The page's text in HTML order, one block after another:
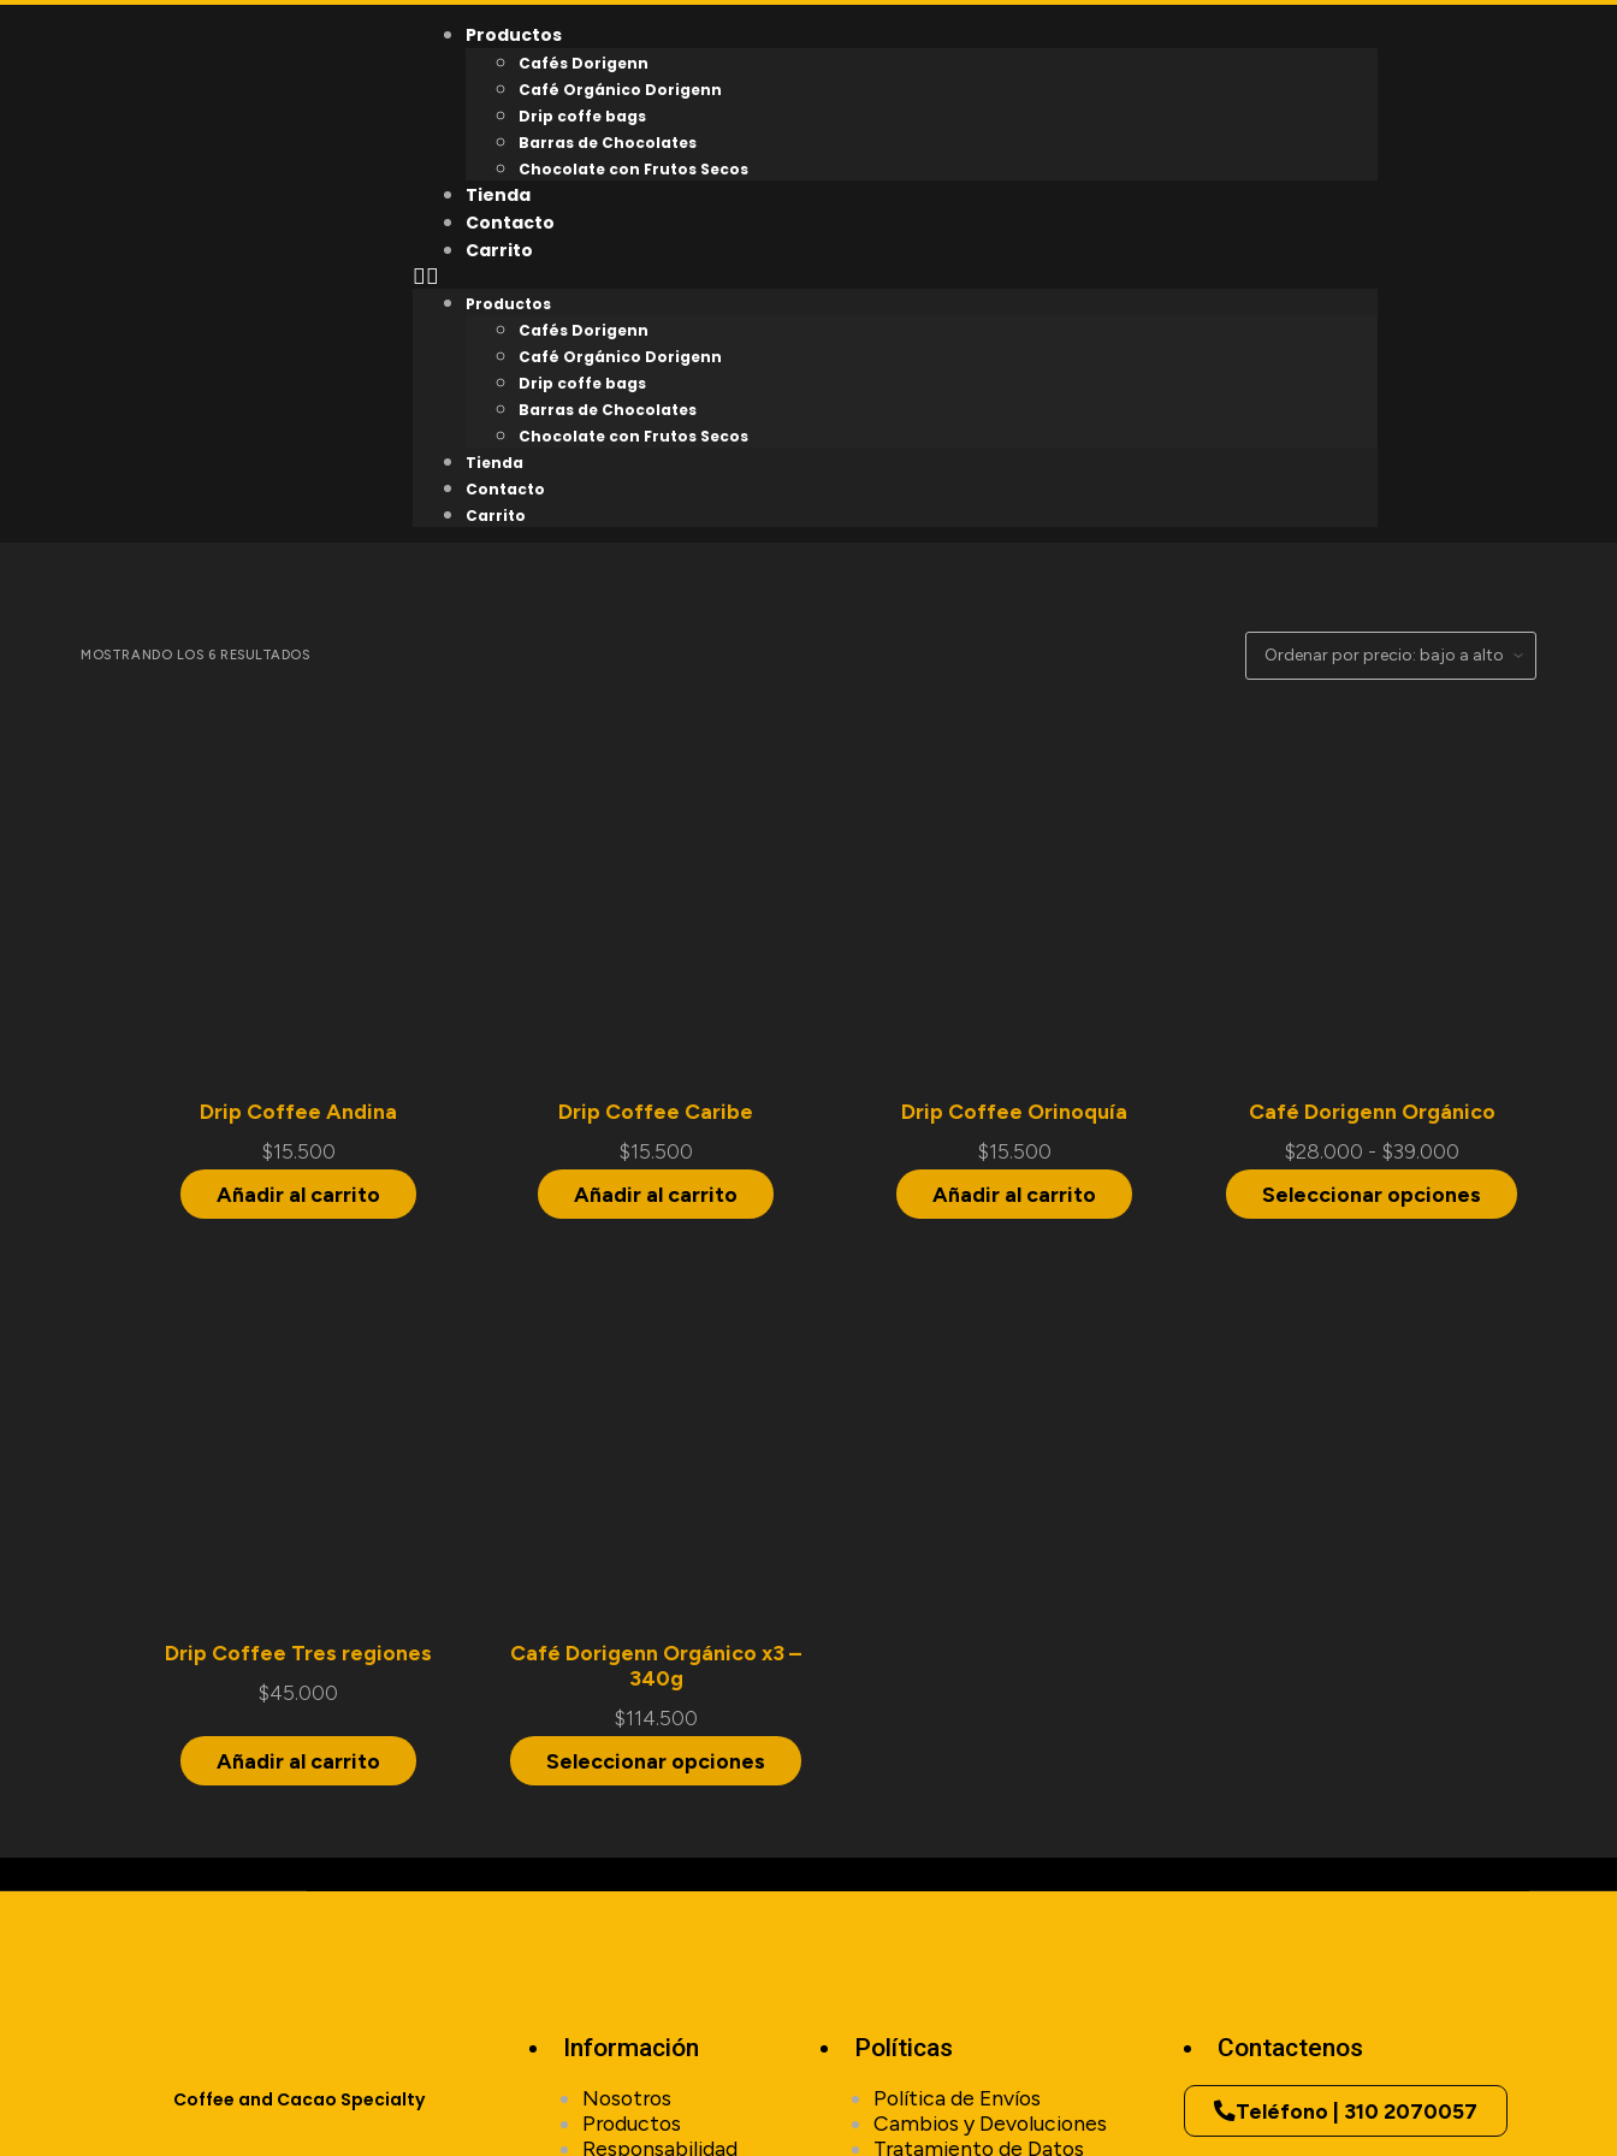
Productos
Cafés Dorigenn
Café Orgánico Dorigenn
Drip coffe bags
Barras de Chocolates
Chocolate con Frutos Secos
Tienda
Contacto
Carrito
Productos
Cafés Dorigenn
Café Orgánico Dorigenn
Drip coffe bags
Barras de Chocolates
Chocolate con Frutos Secos
Tienda
Contacto
Carrito
MOSTRANDO LOS 6 RESULTADOS
Drip Coffee Andina
$15.500
Añadir al carrito
Drip Coffee Caribe
$15.500
Añadir al carrito
Drip Coffee Orinoquía
$15.500
Añadir al carrito
Café Dorigenn Orgánico
$28.000 - $39.000
Seleccionar opciones
Drip Coffee Tres regiones
$45.000
Añadir al carrito
Café Dorigenn Orgánico x3 –
340g
$114.500
Seleccionar opciones
Coffee and Cacao Specialty
Información
Nosotros
Productos
Responsabilidad
Políticas
Política de Envíos
Cambios y Devoluciones
Tratamiento de Datos
Contactenos
Teléfono | 310 2070057